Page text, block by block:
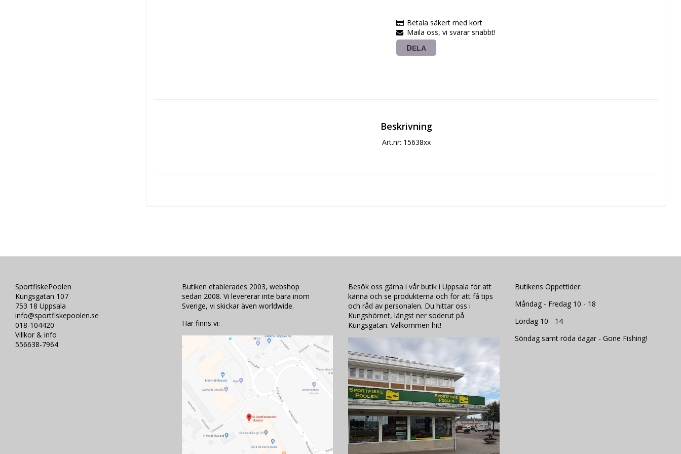
Betala säkert med kort
Maila oss, vi svarar snabbt!
DELA
Beskrivning
Art.nr: 15638xx
SportfiskePoolen
Kungsgatan 107
753 18 Uppsala
info@sportfiskepoolen.se
018-104420
Villkor & info
556638-7964
Butiken etablerades 2003, webshop
sedan 2008. Vi levererar inte bara inom
Sverige, vi skickar även worldwide.
Här finns vi:
Besök oss gärna i vår butik i Uppsala för att
känna och se produkterna och för att få tips
och råd av personalen. Du hittar oss i
Kungshörnet, längst ner söderut på
Kungsgatan. Välkommen hit!
Butikens Öppettider:
Måndag - Fredag 10 - 18
Lördag 10 - 14
Söndag samt röda dagar - Gone Fishing!